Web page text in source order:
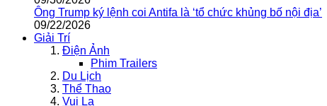
Ông Trump ký lệnh coi Antifa là ‘tổ chức khủng bố nội địa’
09/22/2026
Giải Trí
Điện Ảnh
Phim Trailers
Du Lịch
Thể Thao
Vui Lạ